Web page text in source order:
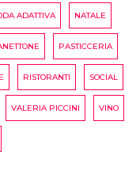
ADATTIVA NATALE
PASTICCERIA
RISTORANTI SOCIAL
VALERIA PICCINI VINO